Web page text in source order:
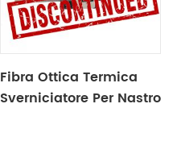
Fibra Ottica Termica
Sverniciatore Per Nastro